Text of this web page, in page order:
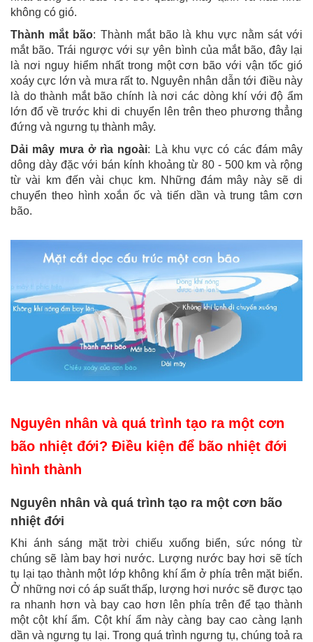
không có gió.
Thành mắt bão: Thành mắt bão là khu vực nằm sát với
mắt bão. Trái ngược với sự yên bình của mắt bão, đây lại
là nơi nguy hiểm nhất trong một cơn bão với vận tốc gió
xoáy cực lớn và mưa rất to. Nguyên nhân dẫn tới điều này
là do thành mắt bão chính là nơi các dòng khí với độ ẩm
lớn đổ về trước khi di chuyển lên trên theo phương thẳng
đứng và ngưng tụ thành mây.
Dải mây mưa ở rìa ngoài: Là khu vực có các đám mây
dông dày đặc với bán kính khoảng từ 80 - 500 km và rộng
từ vài km đến vài chục km. Những đám mây này sẽ di
chuyển theo hình xoắn ốc và tiến dần và trung tâm cơn
bão.
Nguyên nhân và quá trình tạo ra một cơn
bão nhiệt đới? Điều kiện để bão nhiệt đới
hình thành
Nguyên nhân và quá trình tạo ra một cơn bão
nhiệt đới
Khi ánh sáng mặt trời chiếu xuống biển, sức nóng từ
chúng sẽ làm bay hơi nước. Lượng nước bay hơi sẽ tích
tụ lại tạo thành một lớp không khí ẩm ở phía trên mặt biển.
Ở những nơi có áp suất thấp, lượng hơi nước sẽ được tạo
ra nhanh hơn và bay cao hơn lên phía trên để tạo thành
một cột khí ẩm. Cột khí ẩm này càng bay cao càng lạnh
dần và ngưng tụ lại. Trong quá trình ngưng tụ, chúng toả ra